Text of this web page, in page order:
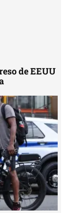
de EEUU